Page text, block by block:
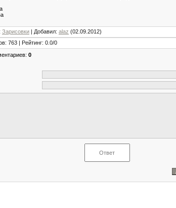
Зарисовки | Добавил: alaz (02.09.2012)
: 763 | Рейтинг: 0.0/0
: 0